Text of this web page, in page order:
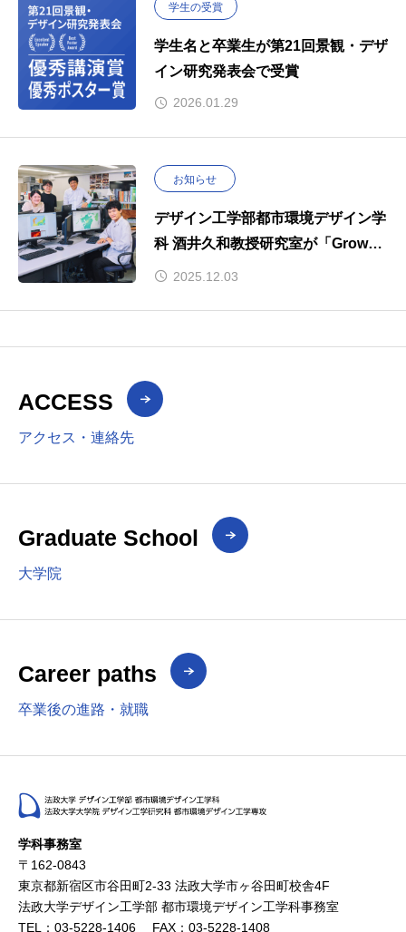
学生の受賞
学生名と卒業生が第21回景観・デザ
イン研究発表会で受賞
2026.01.29
お知らせ
デザイン工学部都市環境デザイン学
科 酒井久和教授研究室が「Grow～
私が成長できた場所～」で紹介され
2025.12.03
ACCESS
アクセス・連絡先
Graduate School
大学院
Career paths
卒業後の進路・就職
学科事務室
〒162-0843
東京都新宿区市谷田町2-33 法政大学市ヶ谷田町校舎4F
法政大学デザイン工学部 都市環境デザイン工学科事務室
TEL：03-5228-1406 FAX：03-5228-1408